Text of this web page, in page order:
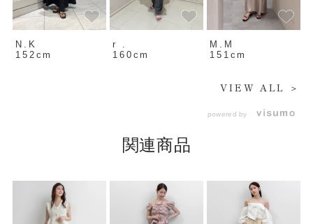
N.K
152cm
r .
160cm
M.M
151cm
powered by
VIEW ALL ＞
関連商品